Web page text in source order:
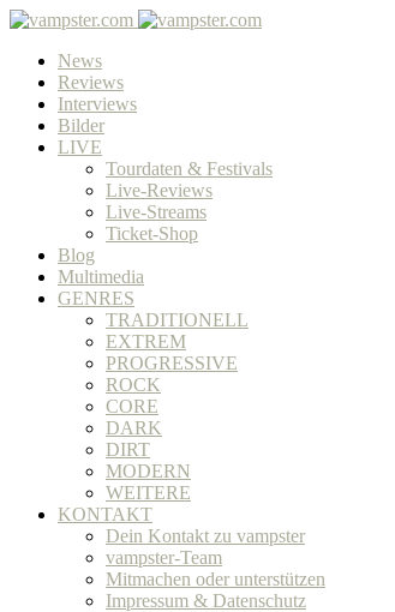
News
Reviews
Interviews
Bilder
LIVE
Tourdaten & Festivals
Live-Reviews
Live-Streams
Ticket-Shop
Blog
Multimedia
GENRES
TRADITIONELL
EXTREM
PROGRESSIVE
ROCK
CORE
DARK
DIRT
MODERN
WEITERE
KONTAKT
Dein Kontakt zu vampster
vampster-Team
Mitmachen oder unterstützen
Impressum & Datenschutz